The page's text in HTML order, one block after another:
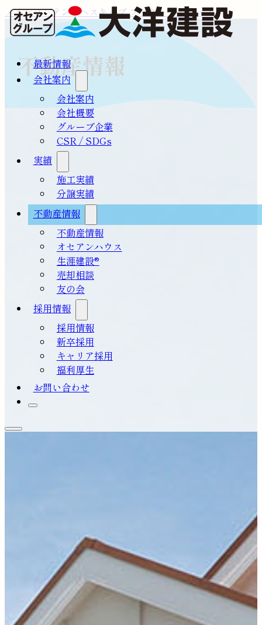
メインコンテンツへスキップフッターへスキップ
最新情報
会社案内
会社案内
会社概要
グループ企業
CSR / SDGs
実績
施工実績
分譲実績
不動産情報
不動産情報
オセアンハウス
生涯建設®
売却相談
友の会
採用情報
採用情報
新卒採用
キャリア採用
福利厚生
お問い合わせ
不動産情報